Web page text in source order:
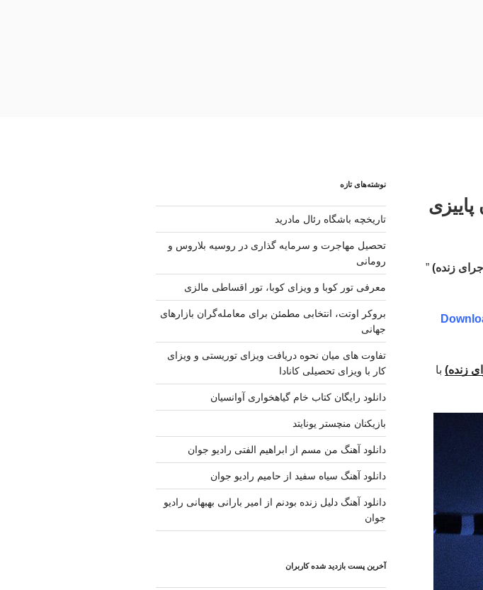
زنده) ”
زنده)با
نوشته‌های تازه
تاریخچه باشگاه رئال مادرید
تحصیل مهاجرت و سرمایه گذاری در روسیه بلاروس و
رومانی
معرفی تور کوبا و ویزای کوبا، تور اقساطی مالزی
بروکر اوتت، انتخابی مطمئن برای معامله‌گران بازارهای
جهانی
تفاوت های میان نحوه دریافت ویزای توریستی و ویزای
کار با ویزای تحصیلی کانادا
دانلود رایگان کتاب خام گیاهخواری آوانسیان
بازیکنان منچستر یونایتد
دانلود آهنگ من مسم از ابراهیم الفتی رادیو جوان
دانلود آهنگ سیاه سفید از حامیم رادیو جوان
دانلود آهنگ دلیل زنده بودنم از امیر بارانی بهبهانی رادیو
جوان
آخرین پست بازدید شده کاربران